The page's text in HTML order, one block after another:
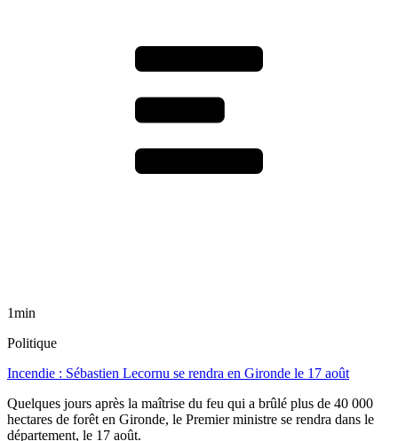
1min
Politique
Incendie : Sébastien Lecornu se rendra en Gironde le 17 août
Quelques jours après la maîtrise du feu qui a brûlé plus de 40 000
hectares de forêt en Gironde, le Premier ministre se rendra dans le
département, le 17 août.